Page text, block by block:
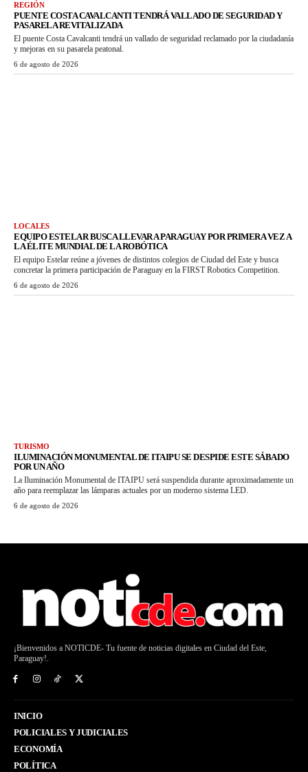
REGIÓN
PUENTE COSTA CAVALCANTI TENDRÁ VALLADO DE SEGURIDAD Y
PASARELA REVITALIZADA
El puente Costa Cavalcanti tendrá un vallado de seguridad reclamado por la ciudadanía
y mejoras en su pasarela peatonal.
6 de agosto de 2026
LOCALES
EQUIPO ESTELAR BUSCA LLEVAR A PARAGUAY POR PRIMERA VEZ A
LA ÉLITE MUNDIAL DE LA ROBÓTICA
El equipo Estelar reúne a jóvenes de distintos colegios de Ciudad del Este y busca
concretar la primera participación de Paraguay en la FIRST Robotics Competition.
6 de agosto de 2026
TURISMO
ILUMINACIÓN MONUMENTAL DE ITAIPU SE DESPIDE ESTE SÁBADO
POR UN AÑO
La Iluminación Monumental de ITAIPU será suspendida durante aproximadamente un
año para reemplazar las lámparas actuales por un moderno sistema LED.
6 de agosto de 2026
¡Bienvenidos a NOTICDE- Tu fuente de noticias digitales en Ciudad del Este,
Paraguay!.
INICIO
POLICIALES Y JUDICIALES
ECONOMÍA
POLÍTICA